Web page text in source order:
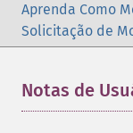
Aprenda Como
Solicitação de
Notas de